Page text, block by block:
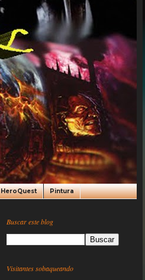
HeroQuest Pintura
Buscar este blog
Visitantes sobaqueando